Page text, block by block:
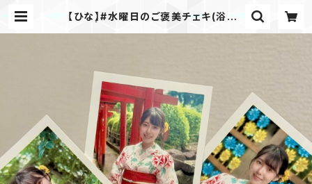
【ひな】#水曜日のご褒美チェキ(浴衣v